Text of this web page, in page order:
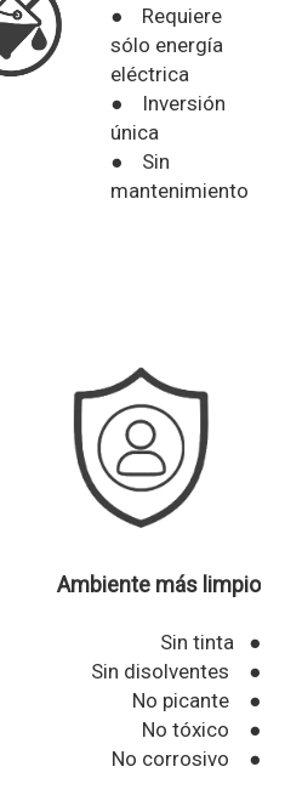
● Requiere
sólo energía
eléctrica
● Inversión
única
● Sin
mantenimiento
Ambiente más limpio
Sin tinta ●
Sin disolventes ●
No picante ●
No tóxico ●
No corrosivo ●